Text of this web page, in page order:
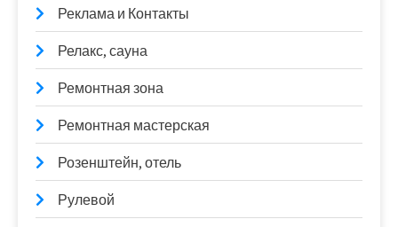
Реклама и Контакты
Релакс, сауна
Ремонтная зона
Ремонтная мастерская
Розенштейн, отель
Рулевой